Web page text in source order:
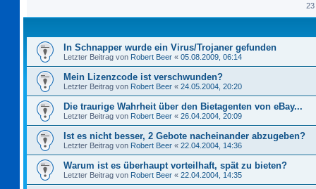
23
In Schnapper wurde ein Virus/Trojaner gefunden
Letzter Beitrag von Robert Beer « 05.08.2009, 06:14
Mein Lizenzcode ist verschwunden?
Letzter Beitrag von Robert Beer « 24.05.2004, 20:20
Die traurige Wahrheit über den Bietagenten von eBay...
Letzter Beitrag von Robert Beer « 26.04.2004, 20:09
Ist es nicht besser, 2 Gebote nacheinander abzugeben?
Letzter Beitrag von Robert Beer « 22.04.2004, 14:36
Warum ist es überhaupt vorteilhaft, spät zu bieten?
Letzter Beitrag von Robert Beer « 22.04.2004, 14:35